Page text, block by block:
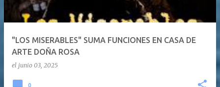
"LOS MISERABLES" SUMA FUNCIONES EN CASA DE
ARTE DOÑA ROSA
el junio 03, 2025
0